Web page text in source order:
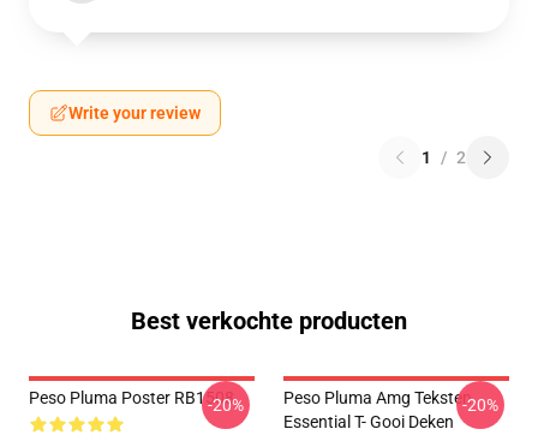
Write your review
1 / 2
Best verkochte producten
Peso Pluma Poster RB1508
-20%
Peso Pluma Amg Teksten
Essential T- Gooi Deken
-20%